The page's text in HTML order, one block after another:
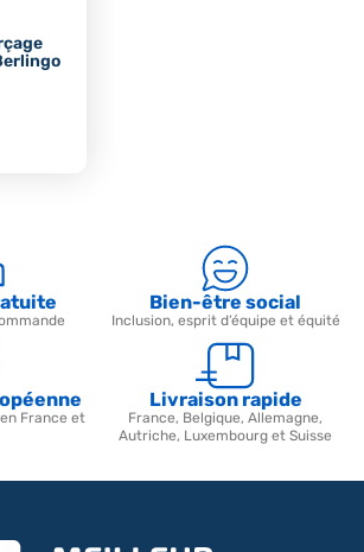
Bien-être social
Inclusion, esprit d’équipe et équité
France et
Livraison rapide
France, Belgique, Allemagne,
Autriche, Luxembourg et Suisse